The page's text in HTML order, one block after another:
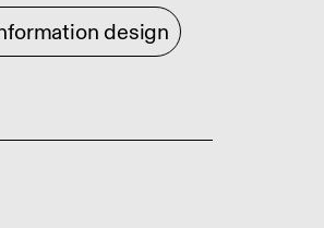
design